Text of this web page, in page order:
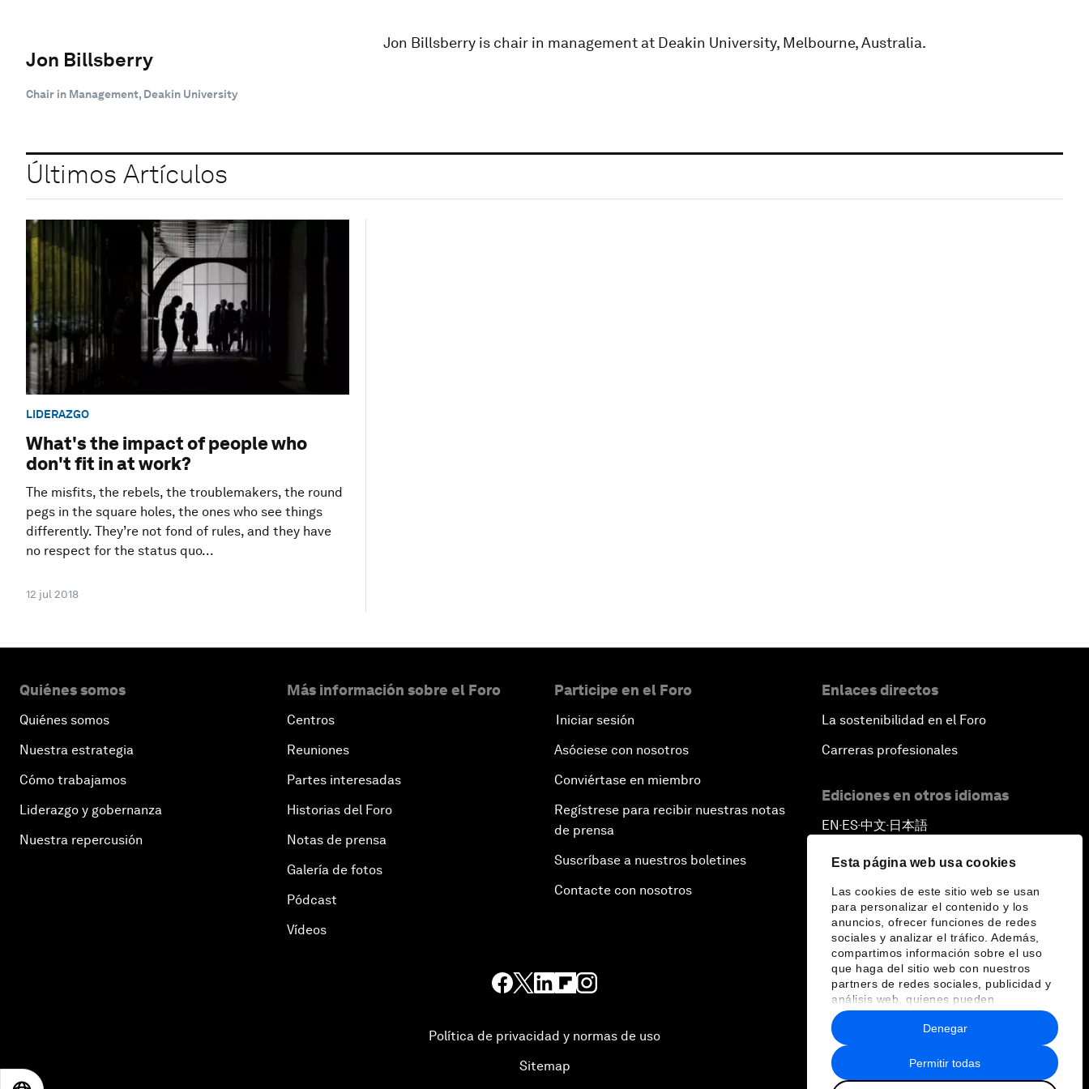
Esta página web usa cookies
Las cookies de este sitio web se usan
para personalizar el contenido y los
anuncios, ofrecer funciones de redes
sociales y analizar el tráfico. Además,
compartimos información sobre el uso
que haga del sitio web con nuestros
partners de redes sociales, publicidad y
análisis web, quienes pueden
combinarla con otra información que les
haya proporcionado o que hayan
recopilado a partir del uso que haya
hecho de sus servicios.
Permitir todas
Denegar
Jon Billsberry
Chair in Management, Deakin University
Jon Billsberry is chair in management at Deakin University, Melbourne, Australia.
Últimos Artículos
LIDERAZGO
What's the impact of people who
don't fit in at work?
The misfits, the rebels, the troublemakers, the round
pegs in the square holes, the ones who see things
differently. They’re not fond of rules, and they have
no respect for the status quo...
12 jul 2018
Quiénes somos
Quiénes somos
Nuestra estrategia
Cómo trabajamos
Liderazgo y gobernanza
Nuestra repercusión
Más información sobre el Foro
Centros
Reuniones
Partes interesadas
Historias del Foro
Notas de prensa
Galería de fotos
Pódcast
Vídeos
Participe en el Foro
Iniciar sesión
Asóciese con nosotros
Conviértase en miembro
Regístrese para recibir nuestras notas
de prensa
Suscríbase a nuestros boletines
Contacte con nosotros
Enlaces directos
La sostenibilidad en el Foro
Carreras profesionales
Ediciones en otros idiomas
EN ▪ ES▪中文▪ 日本語
Política de privacidad y normas de uso
Sitemap